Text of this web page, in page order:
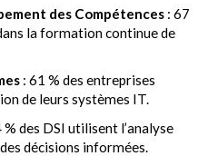
des Compétences : 67
la formation continue de
: 61 % des entreprises
de leurs systèmes IT.
% des DSI utilisent l’analyse
décisions informées.